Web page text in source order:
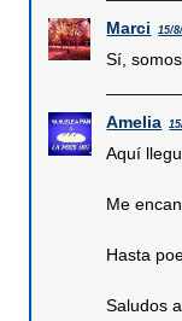
Marci 15/
Sí,
Amelia
Aquí
Me
Hasta
Saludos